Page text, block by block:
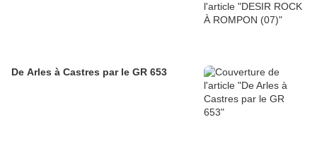
De Arles à Castres par le GR 653